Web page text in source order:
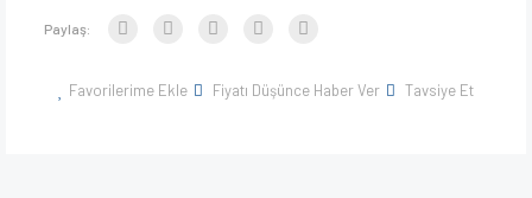
Paylaş:
Favorilerime Ekle Fiyatı Düşünce Haber Ver Tavsiye Et